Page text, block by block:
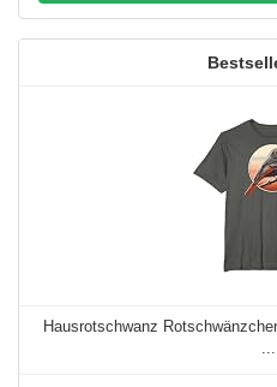
Hausrotschwanz